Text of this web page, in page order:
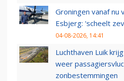
Groningen vanaf nu
Esbjerg: 'scheelt
04-08-2026, 14:41
Luchthaven Luik
weer
zonbestemmingen